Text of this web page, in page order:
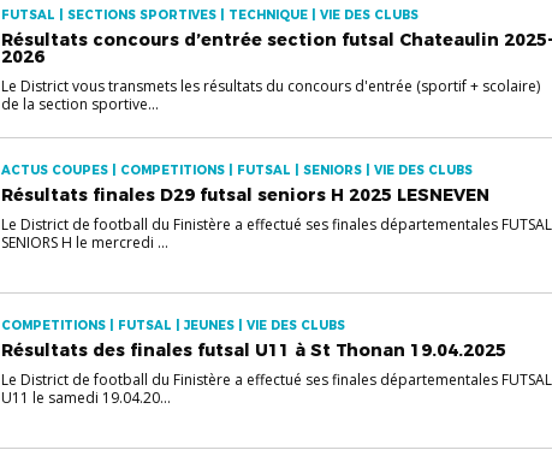
FUTSAL | SECTIONS SPORTIVES | TECHNIQUE | VIE DES CLUBS
Résultats concours d’entrée section futsal Chateaulin 2025-
2026
Le District vous transmets les résultats du concours d'entrée (sportif + scolaire)
de la section sportive...
ACTUS COUPES | COMPETITIONS | FUTSAL | SENIORS | VIE DES CLUBS
Résultats finales D29 futsal seniors H 2025 LESNEVEN
Le District de football du Finistère a effectué ses finales départementales FUTSAL
SENIORS H le mercredi ...
COMPETITIONS | FUTSAL | JEUNES | VIE DES CLUBS
Résultats des finales futsal U11 à St Thonan 19.04.2025
Le District de football du Finistère a effectué ses finales départementales FUTSAL
U11 le samedi 19.04.20...